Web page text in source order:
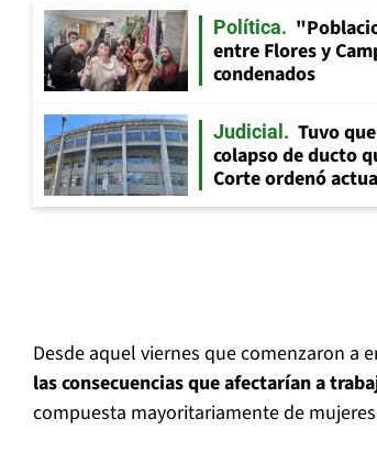
Política
entre Flores y
condenados
Judicial
Tuvo
colapso de ducto
Corte ordenó
Desde aquel viernes que comenzaron a
las consecuencias que afectarían a
compuesta mayoritariamente de